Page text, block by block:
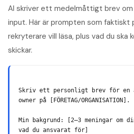
AI skriver ett medelmåttigt brev
input. Här är prompten som faktiskt
rekryterare vill läsa, plus vad du ska
skickar.
Skriv ett personligt brev för en
owner på [FÖRETAG/ORGANISATION].
Min bakgrund: [2–3 meningar om
vad du ansvarat för]